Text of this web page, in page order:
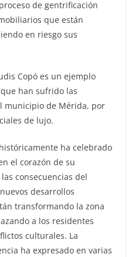
de gentrificación
que están
en riesgo sus
Copó es un ejemplo
han sufrido las
municipio de Mérida, por
de lujo.
ha celebrado
el corazón de su
consecuencias del
desarrollos
transformando la zona
a los residentes
culturales. La
ha expresado en varias